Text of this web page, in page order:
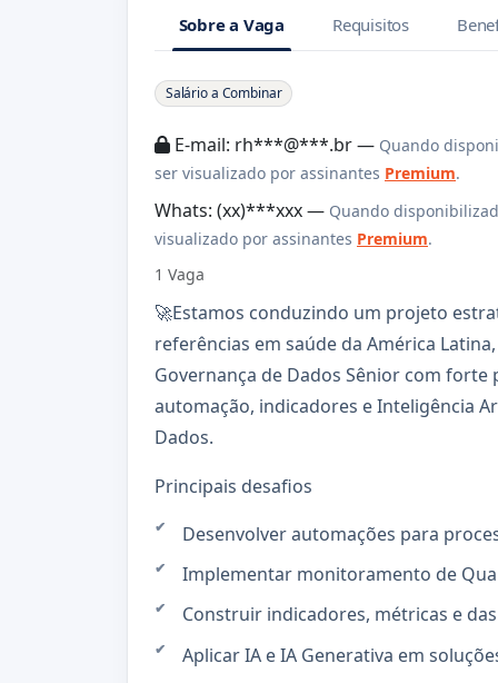
Sobre a Vaga Requisitos
Sobre a Vaga
Salário a Combinar
E-mail: rh***@***.br — Quando
ser visualizado por assinantes Premium.
Whats: (xx)***xxx — Quando
visualizado por assinantes Premium.
1 Vaga
🚀Estamos conduzindo um projeto
referências em saúde da América
Governança de Dados Sênior com
automação, indicadores e Inteligência
Dados.
Principais desafios
Desenvolver automações para
Implementar monitoramento de
Construir indicadores, métricas e
Aplicar IA e IA Generativa em